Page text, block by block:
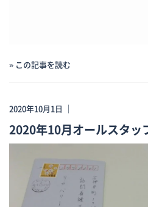
» この記事を読む
2020年10月1日 ｜
2020年10月オールスタッ